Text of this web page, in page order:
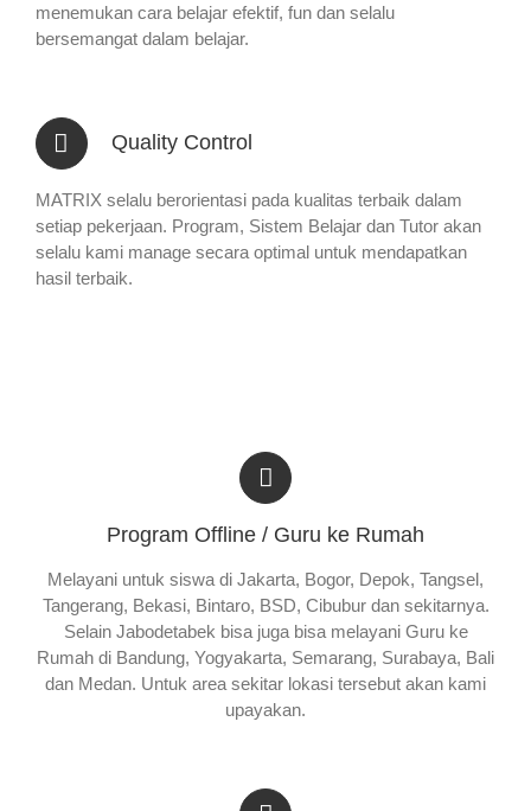
menemukan cara belajar efektif, fun dan selalu
bersemangat dalam belajar.
Quality Control
MATRIX selalu berorientasi pada kualitas terbaik dalam
setiap pekerjaan. Program, Sistem Belajar dan Tutor akan
selalu kami manage secara optimal untuk mendapatkan
hasil terbaik.
Program Offline / Guru ke Rumah
Melayani untuk siswa di Jakarta, Bogor, Depok, Tangsel,
Tangerang, Bekasi, Bintaro, BSD, Cibubur dan sekitarnya.
Selain Jabodetabek bisa juga bisa melayani Guru ke
Rumah di Bandung, Yogyakarta, Semarang, Surabaya, Bali
dan Medan. Untuk area sekitar lokasi tersebut akan kami
upayakan.